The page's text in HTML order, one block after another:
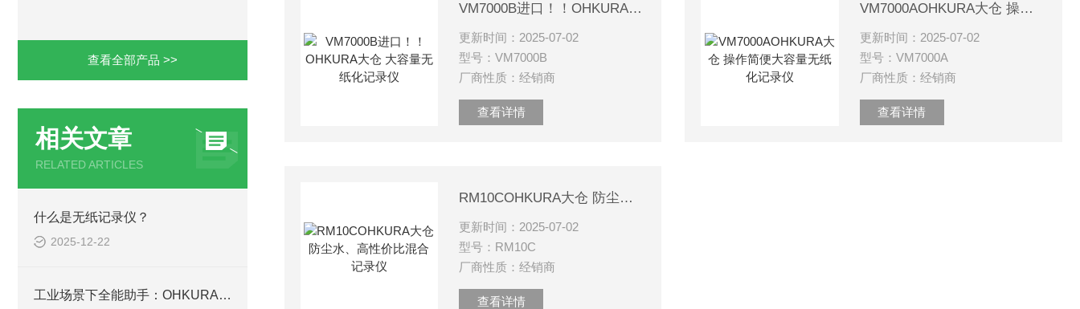
查看全部产品 >>
相关文章
RELATED ARTICLES
什么是无纸记录仪？
2025-12-22
工业场景下全能助手：OHKURA大仓 VM7000A 无纸化记录仪应用解析
VM7000B进口！！OHKURA大仓 大容量无纸化记录仪
更新时间：2025-07-02
型号：VM7000B
厂商性质：经销商
查看详情
VM7000AOHKURA大仓 操作简便大容量无纸化记录仪
更新时间：2025-07-02
型号：VM7000A
厂商性质：经销商
查看详情
RM10COHKURA大仓 防尘水、高性价比混合记录仪
更新时间：2025-07-02
型号：RM10C
厂商性质：经销商
查看详情